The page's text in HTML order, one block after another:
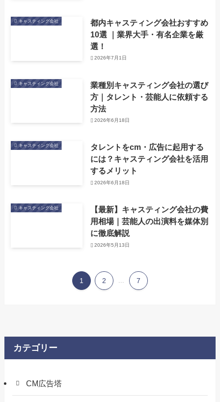
キャスティング会社
都内キャスティング会社おすすめ
10選 ｜業界大手・有名企業を厳
選！
2026年7月1日
キャスティング会社
業種別キャスティング会社の選び
方｜タレント・芸能人に依頼する
方法
2026年6月18日
キャスティング会社
タレントをcm・広告に起用する
には？キャスティング会社を活用
するメリット
2026年6月18日
キャスティング会社
【最新】キャスティング会社の費
用相場｜芸能人の出演料を媒体別
に徹底解説
2026年5月13日
1 2 7
カテゴリー
CM広告塔